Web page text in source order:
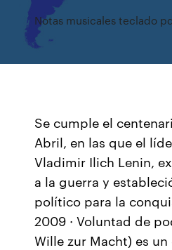
Notas musicales teclado
Se cumple el
Abril, en las que el
Vladimir Ilich Lenin,
a la guerra y
político para la
2009 · Voluntad de
Wille zur Macht) es